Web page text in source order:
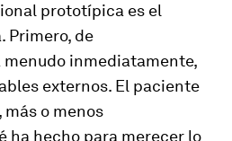
prototípica es el
Primero, de
menudo inmediatamente,
externos. El paciente
o menos
ha hecho para merecer lo